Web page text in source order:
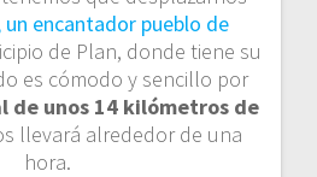
un encantador pueblo de
de Plan, donde tiene su
es cómodo y sencillo por
de unos 14 kilómetros de
llevará alrededor de una
hora.